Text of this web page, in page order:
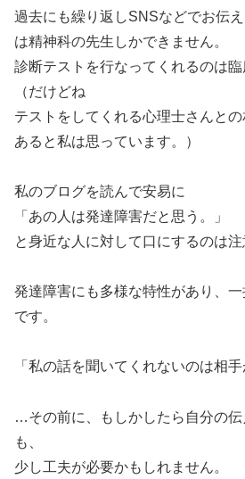
過去にも繰り返しSNSなどでお伝
は精神科の先生しかできません。
診断テストを行なってくれるのは臨
（だけどね
テストをしてくれる心理士さんと
あると私は思っています。）
私のブログを読んで安易に
「あの人は発達障害だと思う。」
と身近な人に対して口にするのは注
発達障害にも多様な特性があり、
です。
「私の話を聞いてくれないのは相
…その前に、もしかしたら自分の伝
も、
少し工夫が必要かもしれません。